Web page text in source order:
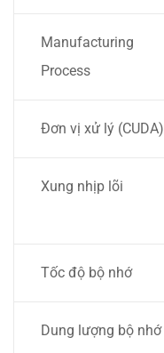
Manufacturing
Process
Đơn vị xử lý (CUDA)
Xung nhịp lõi
Tốc độ bộ nhớ
Dung lượng bộ nhớ